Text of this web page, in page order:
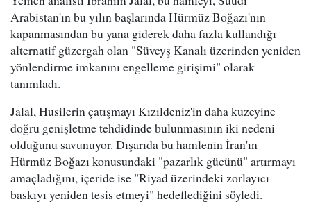
Arabistan'ın bu yılın başlarında Hürmüz Boğazı'nın
kapanmasından bu yana giderek daha fazla kullandığı
alternatif güzergah olan "Süveyş Kanalı üzerinden yeniden
yönlendirme imkanını engelleme girişimi" olarak
tanımladı.
Jalal, Husilerin çatışmayı Kızıldeniz'in daha kuzeyine
doğru genişletme tehdidinde bulunmasının iki nedeni
olduğunu savunuyor. Dışarıda bu hamlenin İran'ın
Hürmüz Boğazı konusundaki "pazarlık gücünü" artırmayı
amaçladığını, içeride ise "Riyad üzerindeki zorlayıcı
baskıyı yeniden tesis etmeyi" hedeflediğini söyledi.